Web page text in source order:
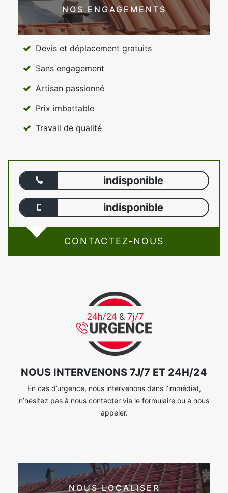
NOS ENGAGEMENTS
Devis et déplacement gratuits
Sans engagement
Artisan passionné
Prix imbattable
Travail de qualité
indisponible
indisponible
CONTACTEZ-NOUS
NOUS INTERVENONS 7J/7 ET 24H/24
En cas d’urgence, nous intervenons dans l’immédiat,
n’hésitez pas à nous contacter via le formulaire ou à nous
appeler.
NOUS LOCALISER